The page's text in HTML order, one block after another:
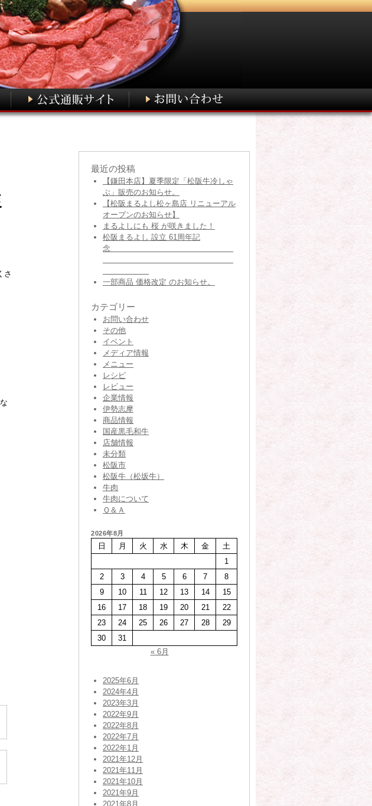
さ
最近の投稿
【鎌田本店】夏季限定「松阪牛冷しゃ
ぶ」販売のお知らせ。
【松阪まるよし松ヶ島店 リニューアル
オープンのお知らせ】
まるよしにも 桜 が咲きました！
松阪まるよし 設立 61周年記
念
一部商品 価格改定 のお知らせ。
カテゴリー
お問い合わせ
その他
イベント
メディア情報
メニュー
レシピ
レビュー
企業情報
伊勢志摩
商品情報
国産黒毛和牛
店舗情報
未分類
松阪市
松阪牛（松坂牛）
牛肉
牛肉について
Ｑ＆Ａ
2026年8月
日 月 火 水 木 金
土
1
2
3 4 5 6 7
8
9
10 11 12 13 14
15
16
17 18 19 20 21
22
23
24 25 26 27 28
29
30
31
« 6月
2025年6月
2024年4月
2023年3月
2022年9月
2022年8月
2022年7月
2022年1月
2021年12月
2021年11月
2021年10月
2021年9月
2021年8月